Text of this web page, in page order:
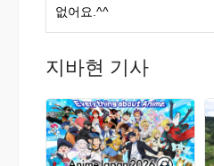
없어요.^^
지바현 기사